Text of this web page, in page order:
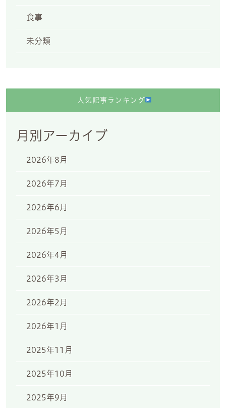
食事
未分類
人気記事ランキング
月別アーカイブ
2026年8月
2026年7月
2026年6月
2026年5月
2026年4月
2026年3月
2026年2月
2026年1月
2025年11月
2025年10月
2025年9月